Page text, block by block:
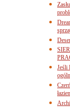
Jeśli